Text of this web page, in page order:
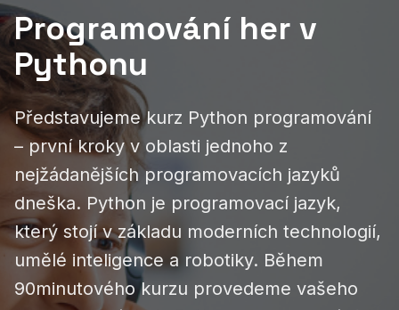
Programování her v
Pythonu
Představujeme kurz Python programování
– první kroky v oblasti jednoho z
nejžádanějších programovacích jazyků
dneška. Python je programovací jazyk,
který stojí v základu moderních technologií,
umělé inteligence a robotiky. Během
90minutového kurzu provedeme vašeho